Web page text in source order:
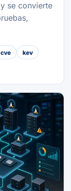
se convierte
cve
kev